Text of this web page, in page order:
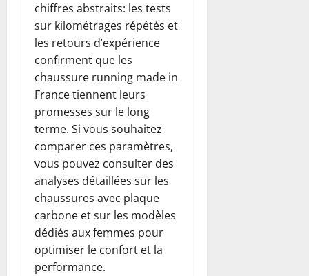
chiffres abstraits: les tests
sur kilométrages répétés et
les retours d’expérience
confirment que les
chaussure running made in
France tiennent leurs
promesses sur le long
terme. Si vous souhaitez
comparer ces paramètres,
vous pouvez consulter des
analyses détaillées sur les
chaussures avec plaque
carbone et sur les modèles
dédiés aux femmes pour
optimiser le confort et la
performance.